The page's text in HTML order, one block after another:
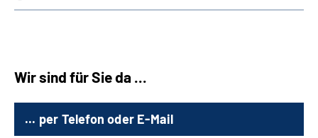
Wir sind für Sie da ...
... per Telefon oder E-Mail